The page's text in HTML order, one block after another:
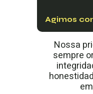
Agimos
Nossa
sempre